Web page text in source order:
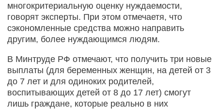
многокритериальную оценку нуждаемости,
говорят эксперты. При этом отмечаетя, что
сэкономленные средства можно направить
другим, более нуждающимся людям.
В Минтруде РФ отмечают, что получить три новые
выплаты (для беременных женщин, на детей от 3
до 7 лет и для одиноких родителей,
воспитывающих детей от 8 до 17 лет) смогут
лишь граждане, которые реально в них